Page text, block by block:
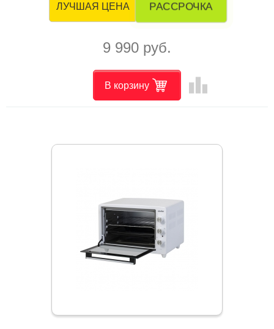
ЛУЧШАЯ ЦЕНА РАССРОЧКА
9 990 руб.
В корзину leaderboard